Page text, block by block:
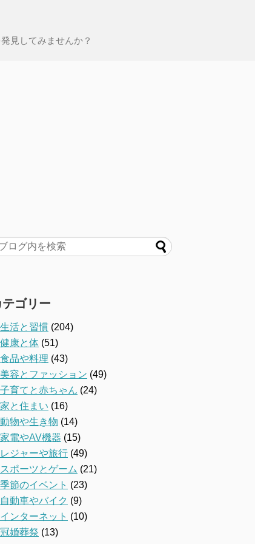
見してみませんか？
テゴリー
生活と習慣 (204)
健康と体 (51)
食品や料理 (43)
美容とファッション (49)
子育てと赤ちゃん (24)
家と住まい (16)
動物や生き物 (14)
家電やAV機器 (15)
レジャーや旅行 (49)
スポーツとゲーム (21)
季節のイベント (23)
自動車やバイク (9)
インターネット (10)
冠婚葬祭 (13)